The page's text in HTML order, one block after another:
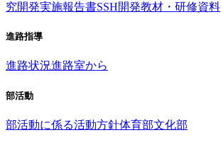
究開発実施報告書SSH開発教材・研修資料
進路指導
進路状況進路室から
部活動
部活動に係る活動方針体育部文化部